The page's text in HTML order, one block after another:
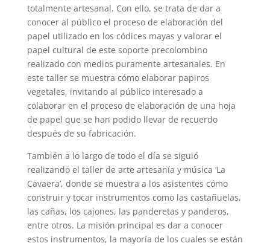
totalmente artesanal. Con ello, se trata de dar a
conocer al público el proceso de elaboración del
papel utilizado en los códices mayas y valorar el
papel cultural de este soporte precolombino
realizado con medios puramente artesanales. En
este taller se muestra cómo elaborar papiros
vegetales, invitando al público interesado a
colaborar en el proceso de elaboración de una hoja
de papel que se han podido llevar de recuerdo
después de su fabricación.
También a lo largo de todo el día se siguió
realizando el taller de arte artesanía y música ‘La
Cavaera’, donde se muestra a los asistentes cómo
construir y tocar instrumentos como las castañuelas,
las cañas, los cajones, las panderetas y panderos,
entre otros. La misión principal es dar a conocer
estos instrumentos, la mayoría de los cuales se están